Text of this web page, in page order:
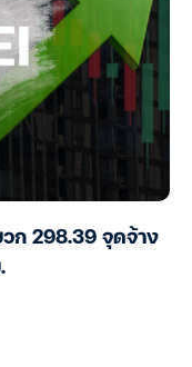
วก 298.39 จุดจ้าง